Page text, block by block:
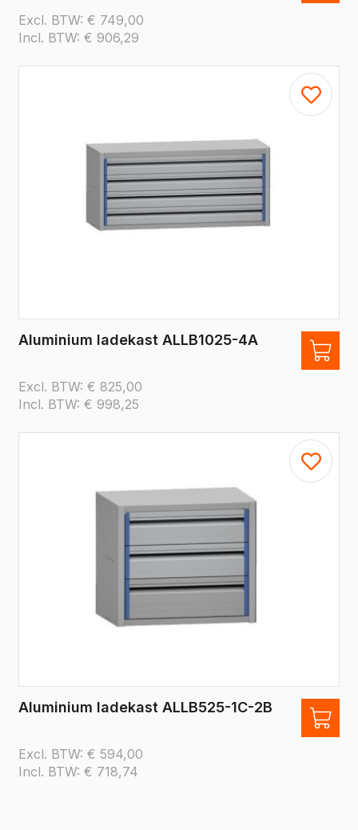
Excl. BTW: € 749,00
Incl. BTW: € 906,29
Aluminium ladekast ALLB1025-4A
Excl. BTW: € 825,00
Incl. BTW: € 998,25
Aluminium ladekast ALLB525-1C-2B
Excl. BTW: € 594,00
Incl. BTW: € 718,74